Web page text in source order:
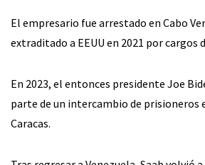
El empresario fue arrestado en Cabo
extraditado a EEUU en 2021 por cargos
En 2023, el entonces presidente Joe
parte de un intercambio de prisioneros
Caracas.